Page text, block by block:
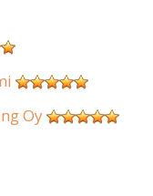
Oy